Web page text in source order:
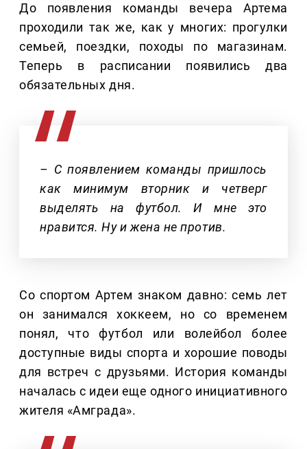
До появления команды вечера Артема
проходили так же, как у многих: прогулки
семьей, поездки, походы по магазинам.
Теперь в расписании появились два
обязательных дня.
– С появлением команды пришлось
как минимум вторник и четверг
выделять на футбол. И мне это
нравится. Ну и жена не против.
Со спортом Артем знаком давно: семь лет
он занимался хоккеем, но со временем
понял, что футбол или волейбол более
доступные виды спорта и хорошие поводы
для встреч с друзьями. История команды
началась с идеи еще одного инициативного
жителя «Амграда».